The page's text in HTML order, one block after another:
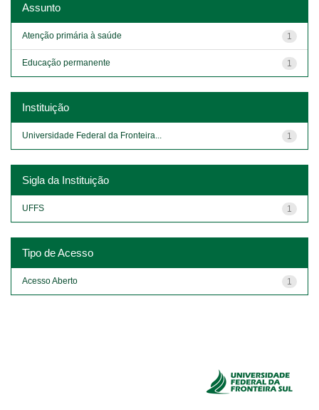
Assunto
1
Atenção primária à saúde
1
Educação permanente
Instituição
1
Universidade Federal da Fronteira...
Sigla da Instituição
1
UFFS
Tipo de Acesso
1
Acesso Aberto